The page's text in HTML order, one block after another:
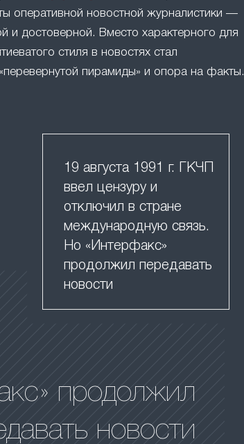
оперативной новостной журналистики —
и достоверной. Вместо характерного для
стиля в новостях стал
пирамиды» и опора на факты.
19 августа 1991 г. ГКЧП
ввел цензуру и
отключил в стране
международную связь.
Но «Интерфакс»
продолжил передавать
новости
продолжил
новости